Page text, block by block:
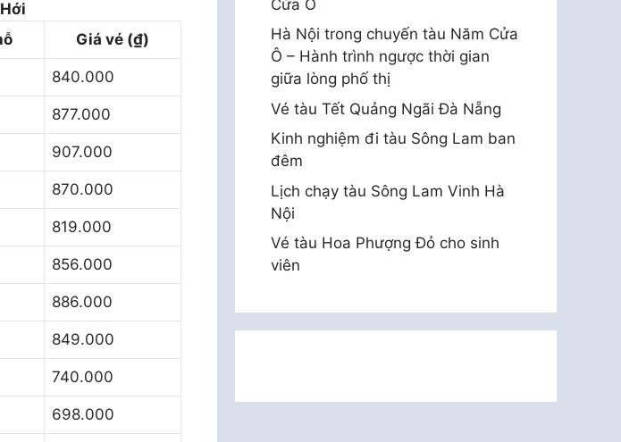
Giá vé (₫)
840.000
877.000
907.000
870.000
819.000
856.000
886.000
849.000
740.000
698.000
Cửa Ô
Hà Nội trong chuyến tàu Năm Cửa
Ô – Hành trình ngược thời gian
giữa lòng phố thị
Vé tàu Tết Quảng Ngãi Đà Nẵng
Kinh nghiệm đi tàu Sông Lam ban
đêm
Lịch chạy tàu Sông Lam Vinh Hà
Nội
Vé tàu Hoa Phượng Đỏ cho sinh
viên